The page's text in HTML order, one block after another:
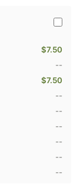
即
食
燕
片
$7.50
--
$7.50
--
--
--
--
--
--